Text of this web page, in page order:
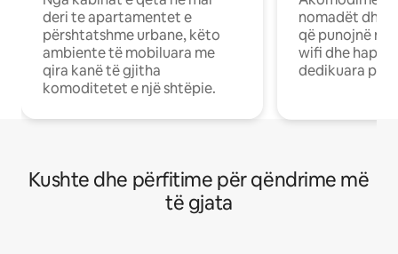
deri te apartamentet e
përshtatshme urbane, këto
ambiente të mobiluara me
qira kanë të gjitha
komoditetet e një shtëpie.
nomadët dhe
që punojnë në
wifi dhe
dedikuara
Kushte dhe përfitime për qëndrime më
të gjata